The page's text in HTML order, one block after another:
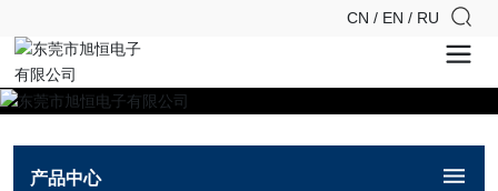
CN / EN / RU
产品中心